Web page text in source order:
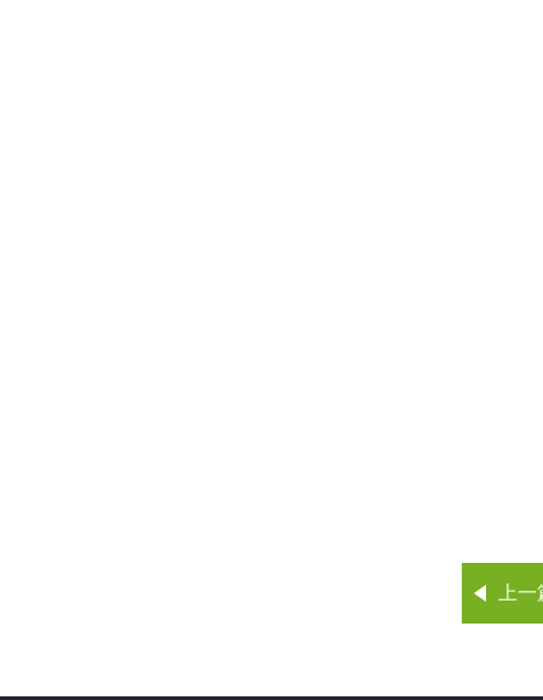
上